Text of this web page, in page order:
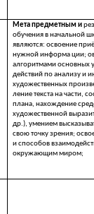
Мета предметным и
обучения в начальной
являются: освоение
нужной информа ции;
алгоритмами основных
действий по анализу и
художественных
ление текста на части,
плана, нахождение
художественной
др.), умением
свою точку зрения;
и способов
окружающим миром;